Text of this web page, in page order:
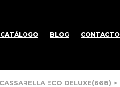
CATÁLOGO BLOG CONTACTO
ECO DELUXE(668) >